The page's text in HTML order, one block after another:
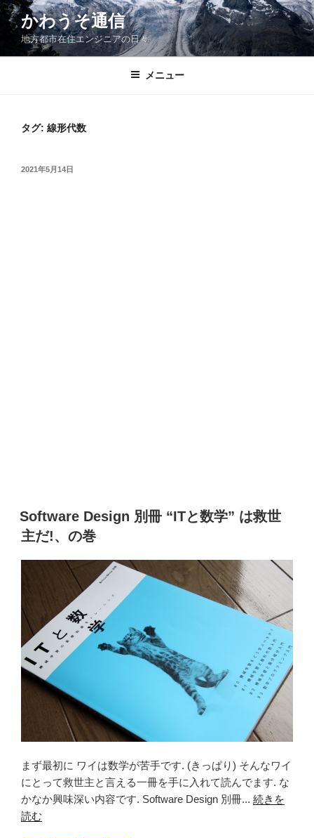
コ
ン
ン
かわうそ通信
地方都市在住エンジニアの日々
メニュー
タグ: 線形代数
投
2021年5月14日
Software Design 別冊 “ITと数学” は救世
主だ!、の巻
まず最初に ワイは数学が苦手です. (きっぱり) そんなワイ
にとって救世主と言える一冊を手に入れて読んでます. な
かなか興味深い内容です. Software Design 別冊... 続きを
読む